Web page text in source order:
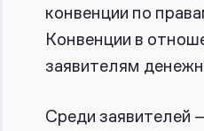
конвенции по
Конвенции в
заявителям
Среди заявителей